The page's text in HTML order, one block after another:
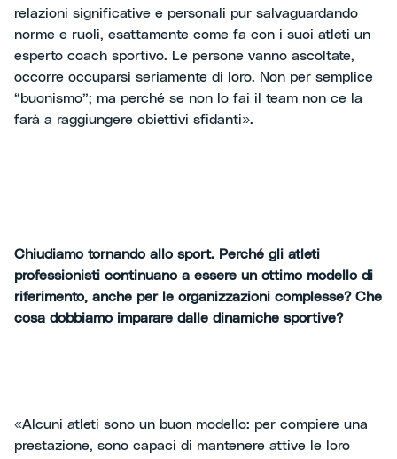
relazioni significative e personali pur salvaguardando
norme e ruoli, esattamente come fa con i suoi atleti un
esperto coach sportivo. Le persone vanno ascoltate,
occorre occuparsi seriamente di loro. Non per semplice
“buonismo”; ma perché se non lo fai il team non ce la
farà a raggiungere obiettivi sfidanti».
Chiudiamo tornando allo sport. Perché gli atleti
professionisti continuano a essere un ottimo modello di
riferimento, anche per le organizzazioni complesse? Che
cosa dobbiamo imparare dalle dinamiche sportive?
«Alcuni atleti sono un buon modello: per compiere una
prestazione, sono capaci di mantenere attive le loro